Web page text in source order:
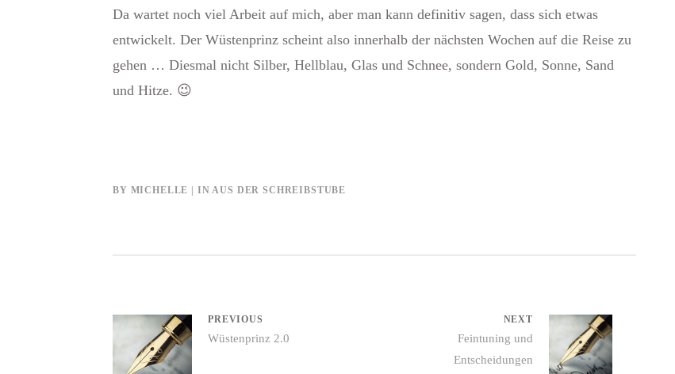
Da wartet noch viel Arbeit auf mich, aber man kann definitiv sagen, dass sich etwas
entwickelt. Der Wüstenprinz scheint also innerhalb der nächsten Wochen auf die Reise zu
gehen … Diesmal nicht Silber, Hellblau, Glas und Schnee, sondern Gold, Sonne, Sand
und Hitze. 😉
BY MICHELLE INAUS DER SCHREIBSTUBE
Beitrags-
Navigation
PREVIOUS
Previous
post:
Wüstenprinz 2.0
NEXT
Feintuning und
Entscheidungen